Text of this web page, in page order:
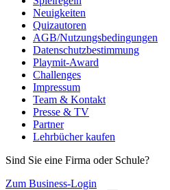
Neuigkeiten
Quizautoren
AGB/Nutzungsbedingungen
Datenschutzbestimmung
Playmit-Award
Challenges
Impressum
Team & Kontakt
Presse & TV
Partner
Lehrbücher kaufen
Sind Sie eine Firma oder Schule?
Zum Business-Login